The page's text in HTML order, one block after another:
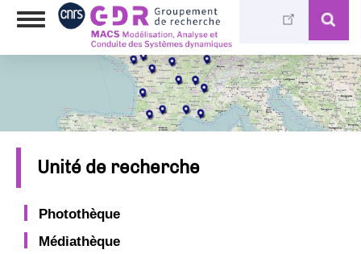
Aller
Toggle
Unité de recherche
Photothèque
Médiathèque